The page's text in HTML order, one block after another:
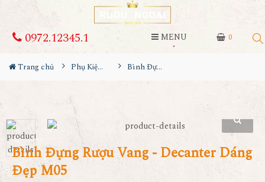
0
0972.12345.1 MENU
Trang chủ Phụ Kiện Rượu Bình Đựng Rượu Vang - Decanter Dáng Đẹp M05
Bình Đựng Rượu Vang - Decanter Dáng
Đẹp M05